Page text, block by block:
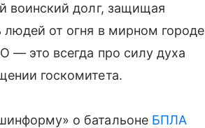
воинский долг, защищая
от огня в мирном городе
— это всегда про силу духа
госкомитета.
о батальоне БПЛА